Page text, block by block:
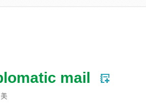
mail
美